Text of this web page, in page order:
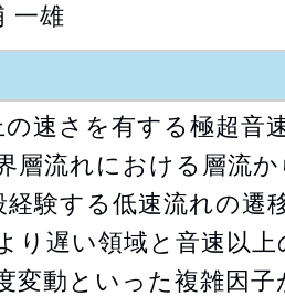
一雄
速さを有する極超音
層流れにおける層流
経験する低速流れの遷
り遅い領域と音速以
変動といった複雑因